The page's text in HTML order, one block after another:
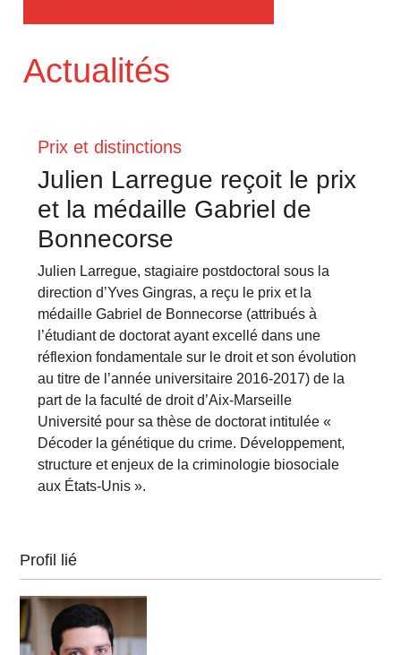
Actualités
Prix et distinctions
Julien Larregue reçoit le prix
et la médaille Gabriel de
Bonnecorse
Julien Larregue, stagiaire postdoctoral sous la
direction d’Yves Gingras, a reçu le prix et la
médaille Gabriel de Bonnecorse (attribués à
l’étudiant de doctorat ayant excellé dans une
réflexion fondamentale sur le droit et son évolution
au titre de l’année universitaire 2016-2017) de la
part de la faculté de droit d’Aix-Marseille
Université pour sa thèse de doctorat intitulée «
Décoder la génétique du crime. Développement,
structure et enjeux de la criminologie biosociale
aux États-Unis ».
Profil lié